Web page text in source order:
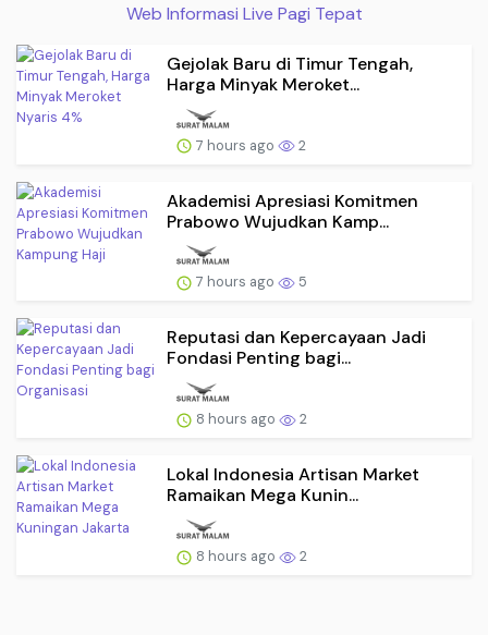
Web Informasi Live Pagi Tepat
Gejolak Baru di Timur Tengah,
Harga Minyak Meroket...
7 hours ago 2
Akademisi Apresiasi Komitmen
Prabowo Wujudkan Kamp...
7 hours ago 5
Reputasi dan Kepercayaan Jadi
Fondasi Penting bagi...
8 hours ago 2
Lokal Indonesia Artisan Market
Ramaikan Mega Kunin...
8 hours ago 2